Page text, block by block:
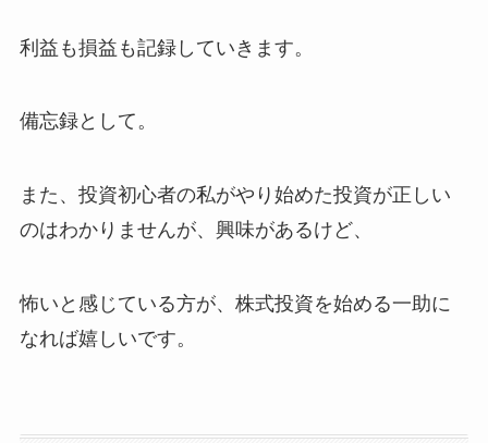
利益も損益も記録していきます。
備忘録として。
また、投資初心者の私がやり始めた投資が正しい
のはわかりませんが、興味があるけど、
怖いと感じている方が、株式投資を始める一助に
なれば嬉しいです。